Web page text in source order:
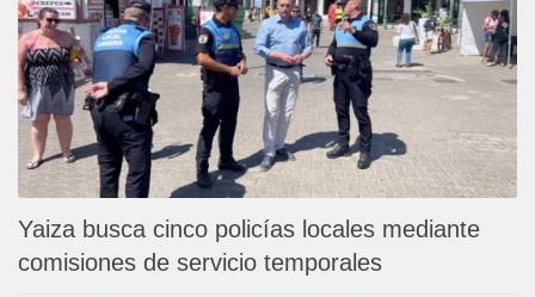
Yaiza busca cinco policías locales mediante
comisiones de servicio temporales